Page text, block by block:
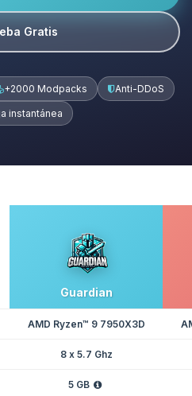
Gratis
+2000 Modpacks Anti-DDoS
instantánea
Guardian
AMD Ryzen™ 9 7950X3D
8 x 5.7 Ghz
5 GB